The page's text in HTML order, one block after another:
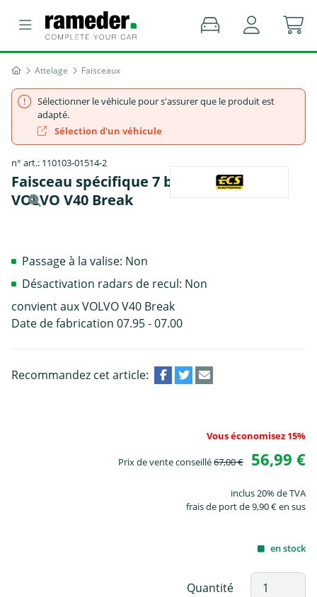
Attelage Faisceaux
Sélectionner le véhicule pour s'assurer que le produit est
adapté.
Sélection d'un véhicule
n° art.: 110103-01514-2
Faisceau spécifique 7 broches, ECS -
VOLVO V40 Break
Passage à la valise: Non
Désactivation radars de recul: Non
convient aux VOLVO V40 Break
Date de fabrication 07.95 - 07.00
Recommandez cet article:
Vous économisez 15%
Prix de vente conseillé67,00 € 56,99 €
inclus 20% de TVA
frais de port de 9,90 € en sus
en stock
Quantité